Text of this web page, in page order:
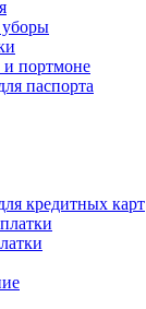
портмоне
паспорта
кредитных карт